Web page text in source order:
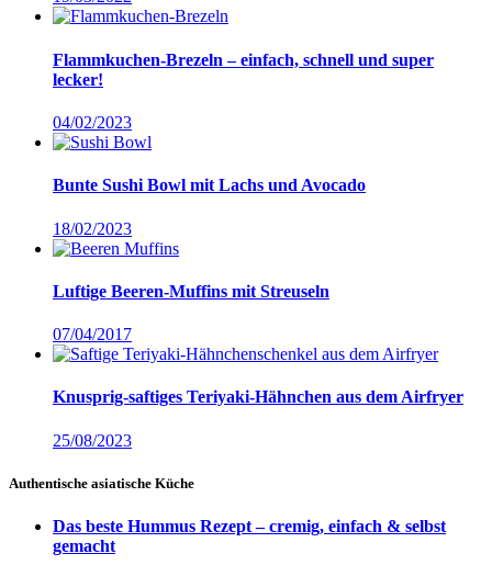
Flammkuchen-Brezeln – einfach, schnell und super
lecker!
04/02/2023
Bunte Sushi Bowl mit Lachs und Avocado
18/02/2023
Luftige Beeren-Muffins mit Streuseln
07/04/2017
Knusprig-saftiges Teriyaki-Hähnchen aus dem Airfryer
25/08/2023
Authentische asiatische Küche
Das beste Hummus Rezept – cremig, einfach & selbst
gemacht